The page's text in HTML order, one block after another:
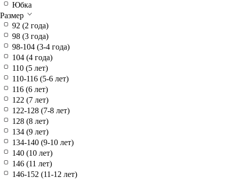
Юбка
Размер
92 (2 года)
98 (3 года)
98-104 (3-4 года)
104 (4 года)
110 (5 лет)
110-116 (5-6 лет)
116 (6 лет)
122 (7 лет)
122-128 (7-8 лет)
128 (8 лет)
134 (9 лет)
134-140 (9-10 лет)
140 (10 лет)
146 (11 лет)
146-152 (11-12 лет)